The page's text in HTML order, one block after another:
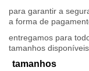
para garantir a
a forma de
entregamos para
tamanhos
tamanhos